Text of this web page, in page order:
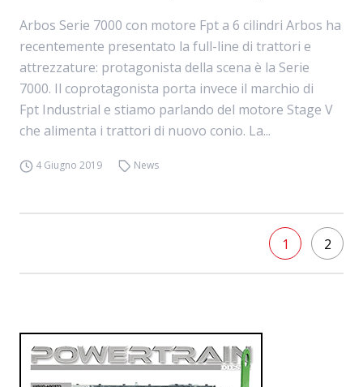
Arbos Serie 7000 con motore Fpt a 6 cilindri Arbos ha
recentemente presentato la full-line di trattori e
attrezzature: protagonista della scena è la Serie
7000. Il coprotagonista porta invece il marchio di
Fpt Industrial e stiamo parlando del motore Stage V
che alimenta i trattori di nuovo conio. La...
4 Giugno 2019 News
1 2